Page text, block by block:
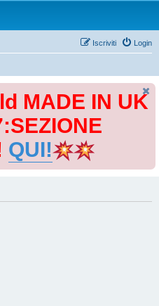
Login
Iscriviti
MADE IN UK
QUI!